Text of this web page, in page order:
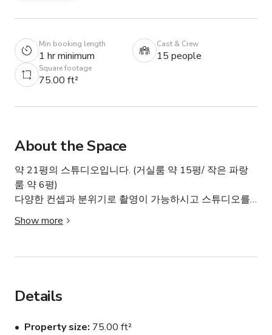
Min booking length
1 hr minimum
Cast & Crew
15 people
Square footage
75.00 ft²
About the Space
약 21평의 스튜디오입니다. (거실룸 약 15평/ 작은 파랑
룸 약 6평)
다양한 컨셉과 분위기로 촬영이 가능하시고 스튜디오를
단독대관으로 이용하실 수 있습니다. 주차 가능하시고 엘
리베이터는 없습니다.
울 준비되어있습니다!
환경: 가족/어린이 친화적이며 반려동물 동반이 가능합니
Show more
Details
Property size 75.00 ft²